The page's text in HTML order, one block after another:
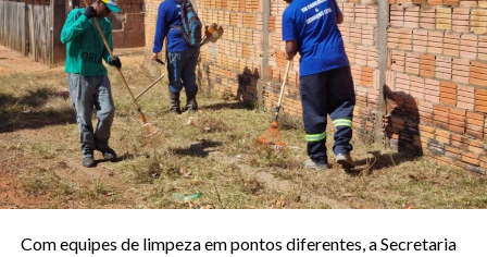
Com equipes de limpeza em pontos diferentes, a Secretaria